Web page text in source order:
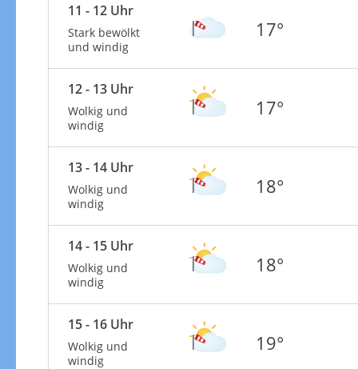
11 - 12 Uhr
Stark bewölkt
und windig
17°
12 - 13 Uhr
Wolkig und
windig
17°
13 - 14 Uhr
Wolkig und
windig
18°
14 - 15 Uhr
Wolkig und
windig
18°
15 - 16 Uhr
Wolkig und
windig
19°